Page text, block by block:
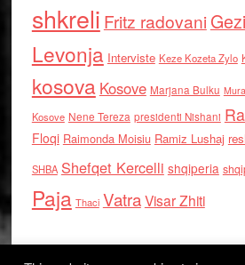
shkreli Fritz radovani
Levonja Interviste Keze Kozeta Zylo
kosova Kosove Marjana Bulku
Kosove Nene Tereza presidenti Nishani
Floqi Raimonda Moisiu Ramiz Lushaj
SHBA Shefqet Kercelli shqiperia
Paja Thaci VatraVisar Zhiti